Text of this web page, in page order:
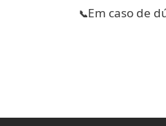
📞Em caso de